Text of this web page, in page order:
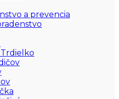
a prevencia
Trdielko